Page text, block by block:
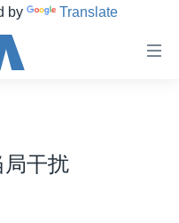
by Translate
干扰